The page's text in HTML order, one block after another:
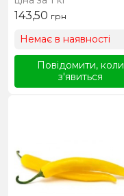
143,50 грн
Немає в наявності
Повідомити, коли
з'явиться